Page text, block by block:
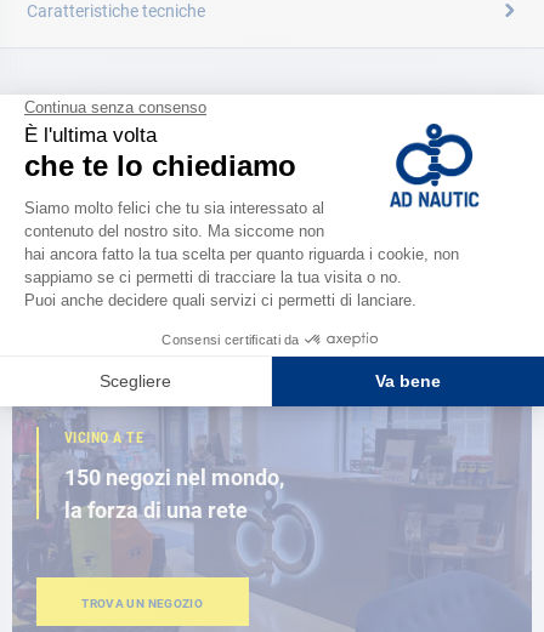
Caratteristiche tecniche
CATALOGARE
Scopri la
nuova guida AD 2026
VICINO A TE
150 negozi nel mondo,
la forza di una rete
TROVA UN NEGOZIO